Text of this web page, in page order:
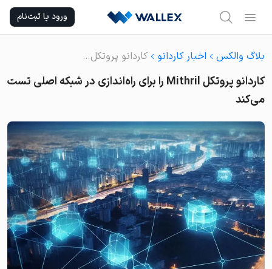
content
ورود یا ثبت‌نام
بلاگ والکس اخبار کاردانو کاردانو پروتکل Mithril را برای راه‌اندازی در شبکه اصلی تست می‌کند
کاردانو پروتکل Mithril را برای راه‌اندازی در شبکه اصلی تست
می‌کند